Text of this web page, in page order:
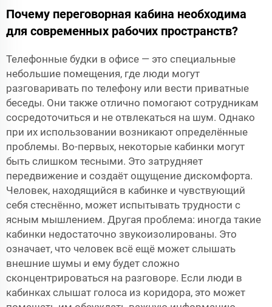
Почему переговорная кабина необходима
для современных рабочих пространств?
Телефонные будки в офисе — это специальные
небольшие помещения, где люди могут
разговаривать по телефону или вести приватные
беседы. Они также отлично помогают сотрудникам
сосредоточиться и не отвлекаться на шум. Однако
при их использовании возникают определённые
проблемы. Во-первых, некоторые кабинки могут
быть слишком тесными. Это затрудняет
передвижение и создаёт ощущение дискомфорта.
Человек, находящийся в кабинке и чувствующий
себя стеснённо, может испытывать трудности с
ясным мышлением. Другая проблема: иногда такие
кабинки недостаточно звукоизолированы. Это
означает, что человек всё ещё может слышать
внешние шумы и ему будет сложно
сконцентрироваться на разговоре. Если люди в
кабинках слышат голоса из коридора, это может